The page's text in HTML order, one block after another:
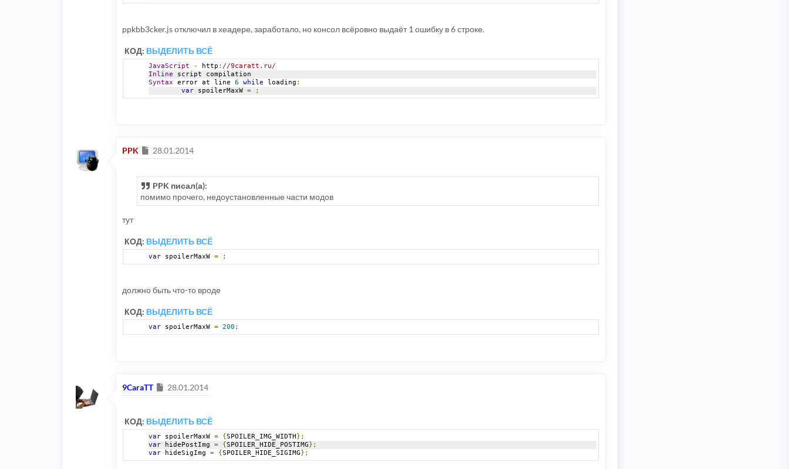
ppkbb3cker.js отключил в хеадере, заработало, но консол всёровно выдаёт 1 ошибку в 6 строке.
КОД: ВЫДЕЛИТЬ ВСЁ
JavaScript - http : //9caratt.ru/
Inline script compilation
Syntax error at line 6 while loading :
var spoilerMaxW = ;
PPK Сообщение
28.01.2014
PPK писал(а):
помимо прочего, недоустановленные части модов
тут
КОД: ВЫДЕЛИТЬ ВСЁ
var spoilerMaxW = ;
должно быть что-то вроде
КОД: ВЫДЕЛИТЬ ВСЁ
var spoilerMaxW = 200 ;
9CaraTT Сообщение
28.01.2014
КОД: ВЫДЕЛИТЬ ВСЁ
var spoilerMaxW = {SPOILER_IMG_WIDTH};
var hidePostImg = {SPOILER_HIDE_POSTIMG};
var hideSigImg = {SPOILER_HIDE_SIGIMG};